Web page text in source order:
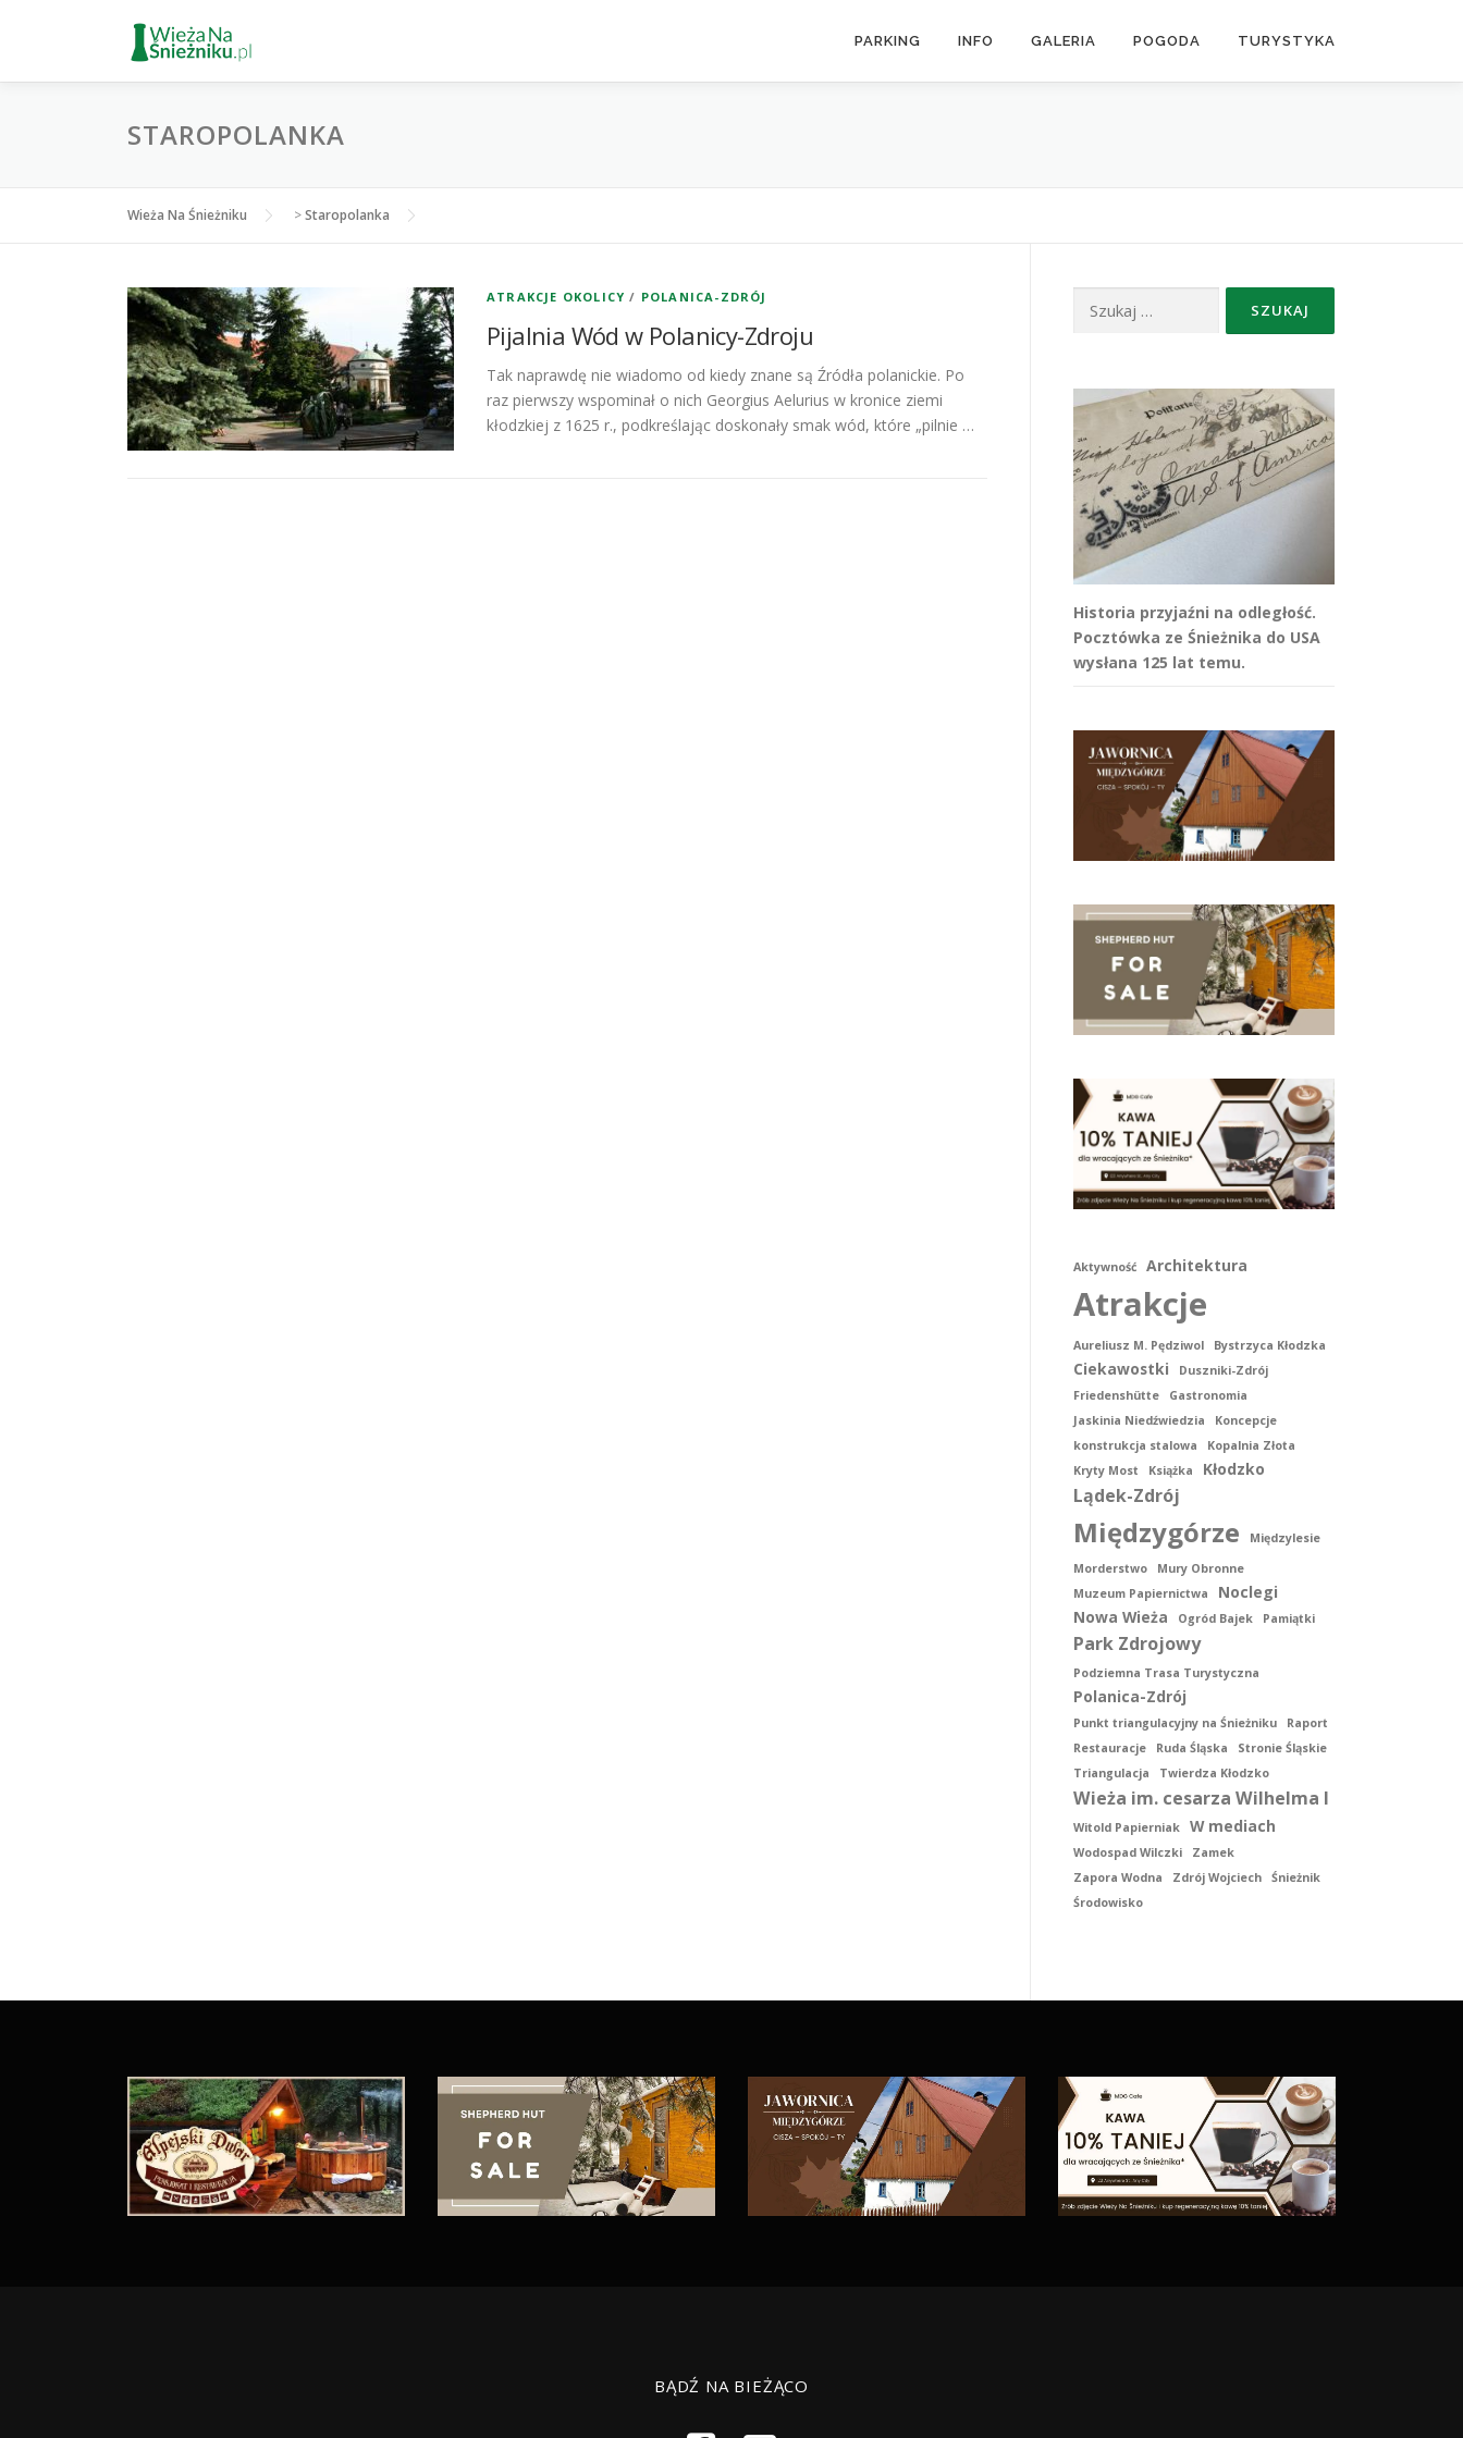
PARKING INFO GALERIA POGODA TURYSTYKA
STAROPOLANKA
Wieża Na Śnieżniku >Staropolanka
ATRAKCJE OKOLICY / POLANICA-ZDRÓJ
Pijalnia Wód w Polanicy-Zdroju
Tak naprawdę nie wiadomo od kiedy znane są Źródła polanickie. Po
raz pierwszy wspominał o nich Georgius Aelurius w kronice ziemi
kłodzkiej z 1625 r., podkreślając doskonały smak wód, które „pilnie …
Historia przyjaźni na odległość.
Pocztówka ze Śnieżnika do USA
wysłana 125 lat temu.
Aktywność Architektura
Atrakcje
Aureliusz M. Pędziwol Bystrzyca Kłodzka
Ciekawostki
Duszniki-Zdrój
Friedenshütte
Gastronomia
Jaskinia Niedźwiedzia
Koncepcje
konstrukcja stalowa
Kopalnia Złota
Kryty Most
Książka Kłodzko
Lądek-Zdrój
Międzygórze
Międzylesie
Morderstwo
Mury Obronne
Muzeum Papiernictwa
Noclegi
Nowa Wieża
Ogród Bajek Pamiątki
Park Zdrojowy
Podziemna Trasa Turystyczna
Polanica-Zdrój
Punkt triangulacyjny na Śnieżniku
Raport
Restauracje
Ruda Śląska
Stronie Śląskie
Triangulacja
Twierdza Kłodzko
Wieża im. cesarza Wilhelma I
Witold Papierniak W mediach
Wodospad Wilczki
Zamek
Zapora Wodna
Zdrój Wojciech
Śnieżnik
Środowisko
BĄDŹ NA BIEŻĄCO